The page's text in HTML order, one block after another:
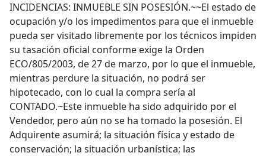
INCIDENCIAS: INMUEBLE SIN POSESIÓN.~~El estado de
ocupación y/o los impedimentos para que el inmueble
pueda ser visitado libremente por los técnicos impiden
su tasación oficial conforme exige la Orden
ECO/805/2003, de 27 de marzo, por lo que el inmueble,
mientras perdure la situación, no podrá ser
hipotecado, con lo cual la compra sería al
CONTADO.~Este inmueble ha sido adquirido por el
Vendedor, pero aún no se ha tomado la posesión. El
Adquirente asumirá; la situación física y estado de
conservación; la situación urbanística; las